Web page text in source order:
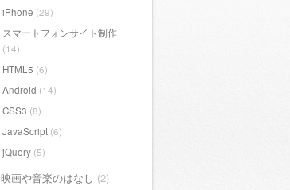
iPhone (29)
スマートフォンサイト制作
(14)
HTML5 (6)
Android (14)
CSS3 (8)
JavaScript (6)
jQuery (5)
映画や音楽のはなし (2)